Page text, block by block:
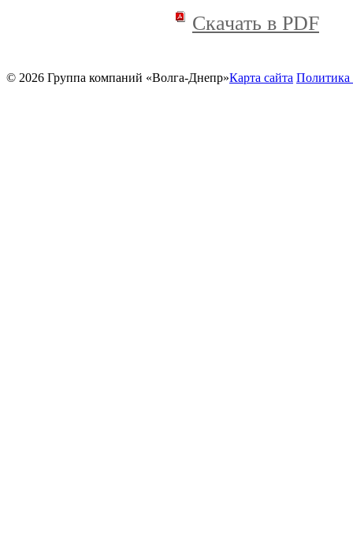
Скачать в PDF
© 2026 Группа компаний «Волга-Днепр»Карта сайта Политика